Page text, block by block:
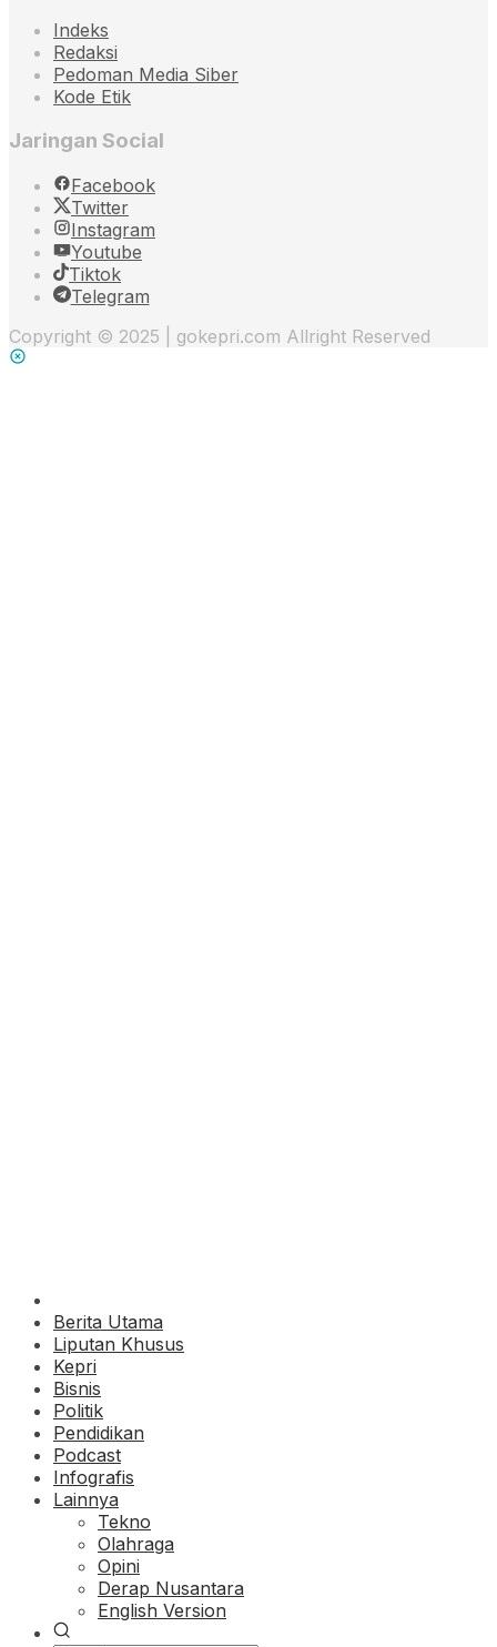
Indeks
Redaksi
Pedoman Media Siber
Kode Etik
Jaringan Social
Facebook
Twitter
Instagram
Youtube
Tiktok
Telegram
Copyright © 2025 | gokepri.com Allright Reserved
Berita Utama
Liputan Khusus
Kepri
Bisnis
Politik
Pendidikan
Podcast
Infografis
Lainnya
Tekno
Olahraga
Opini
Derap Nusantara
English Version